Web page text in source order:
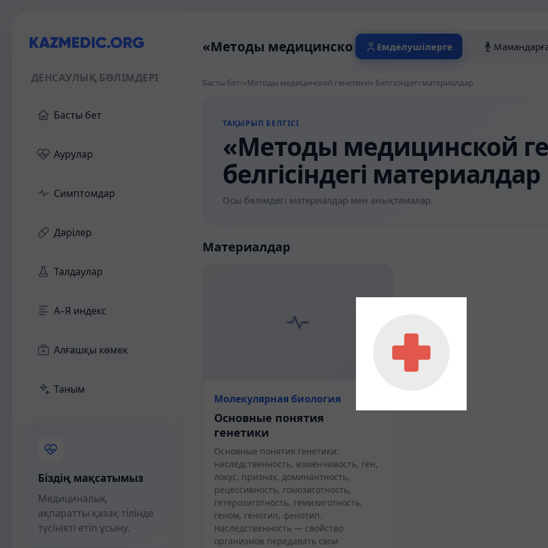
ДЕНСАУЛЫҚ БӨЛІМДЕРІ
Басты бет
Аурулар
Симптомдар
Дәрілер
Талдаулар
А–Я индекс
Алғашқы көмек
Таным
Біздің мақсатымыз
Медициналық
ақпаратты қазақ тілінде
түсінікті етіп ұсыну.
«Методы медицинской генетики» белгісіндегі
Емделушілерге
Басты бет/«Методы медицинской генетики» белгісіндегі материалдар
ТАҚЫРЫП БЕЛГІСІ
«Методы медицинской
белгісіндегі материалдар
Осы бөлімдегі материалдар мен анықтамалар.
Материалдар
Молекулярная биология
Основные понятия
генетики
Основные понятия генетики:
наследственность, изменчивость, ген,
локус, признак, доминантность,
рецессивность, гомозиготность,
гетерозиготность, гемизиготность,
геном, генотип, фенотип.
Наследственность — свойство
организмов передавать свои